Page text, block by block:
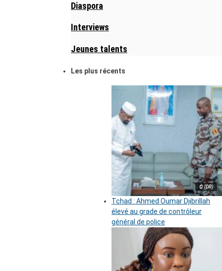
Diaspora
Interviews
Jeunes talents
Les plus récents
© (DR)
Tchad : Ahmed Oumar Djibrillah
élevé au grade de contrôleur
général de police